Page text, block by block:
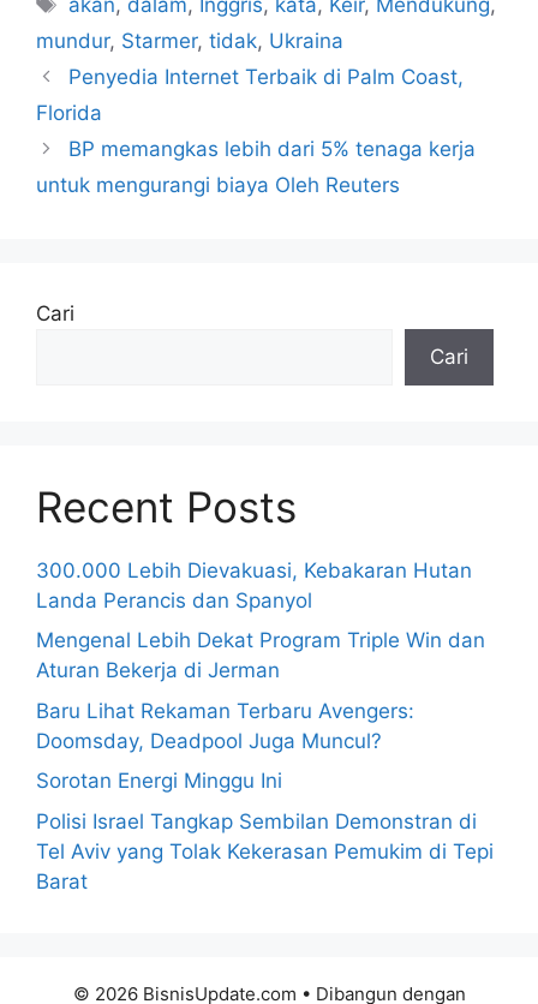
mundur, Starmer, tidak, Ukraina
Penyedia Internet Terbaik di Palm Coast,
Florida
BP memangkas lebih dari 5% tenaga kerja
untuk mengurangi biaya Oleh Reuters
Cari
Cari
Recent Posts
300.000 Lebih Dievakuasi, Kebakaran Hutan
Landa Perancis dan Spanyol
Mengenal Lebih Dekat Program Triple Win dan
Aturan Bekerja di Jerman
Baru Lihat Rekaman Terbaru Avengers:
Doomsday, Deadpool Juga Muncul?
Sorotan Energi Minggu Ini
Polisi Israel Tangkap Sembilan Demonstran di
Tel Aviv yang Tolak Kekerasan Pemukim di Tepi
Barat
© 2026 BisnisUpdate.com • Dibangun dengan